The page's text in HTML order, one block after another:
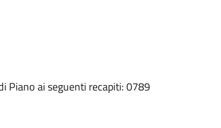
Piano ai seguenti recapiti: 0789